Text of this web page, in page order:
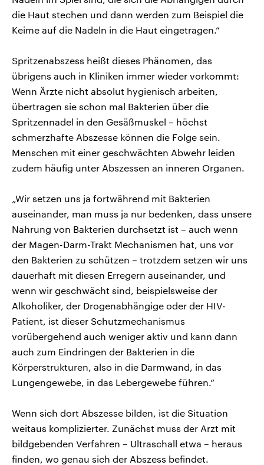
die Haut stechen und dann werden zum Beispiel die
Keime auf die Nadeln in die Haut eingetragen.“
Spritzenabszess heißt dieses Phänomen, das
übrigens auch in Kliniken immer wieder vorkommt:
Wenn Ärzte nicht absolut hygienisch arbeiten,
übertragen sie schon mal Bakterien über die
Spritzennadel in den Gesäßmuskel – höchst
schmerzhafte Abszesse können die Folge sein.
Menschen mit einer geschwächten Abwehr leiden
zudem häufig unter Abszessen an inneren Organen.
„Wir setzen uns ja fortwährend mit Bakterien
auseinander, man muss ja nur bedenken, dass unsere
Nahrung von Bakterien durchsetzt ist – auch wenn
der Magen-Darm-Trakt Mechanismen hat, uns vor
den Bakterien zu schützen – trotzdem setzen wir uns
dauerhaft mit diesen Erregern auseinander, und
wenn wir geschwächt sind, beispielsweise der
Alkoholiker, der Drogenabhängige oder der HIV-
Patient, ist dieser Schutzmechanismus
vorübergehend auch weniger aktiv und kann dann
auch zum Eindringen der Bakterien in die
Körperstrukturen, also in die Darmwand, in das
Lungengewebe, in das Lebergewebe führen.“
Wenn sich dort Abszesse bilden, ist die Situation
weitaus komplizierter. Zunächst muss der Arzt mit
bildgebenden Verfahren – Ultraschall etwa – heraus
finden, wo genau sich der Abszess befindet.